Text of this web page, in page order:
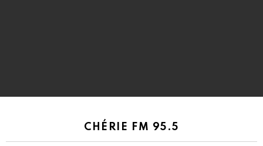
CHÉRIE FM 95.5